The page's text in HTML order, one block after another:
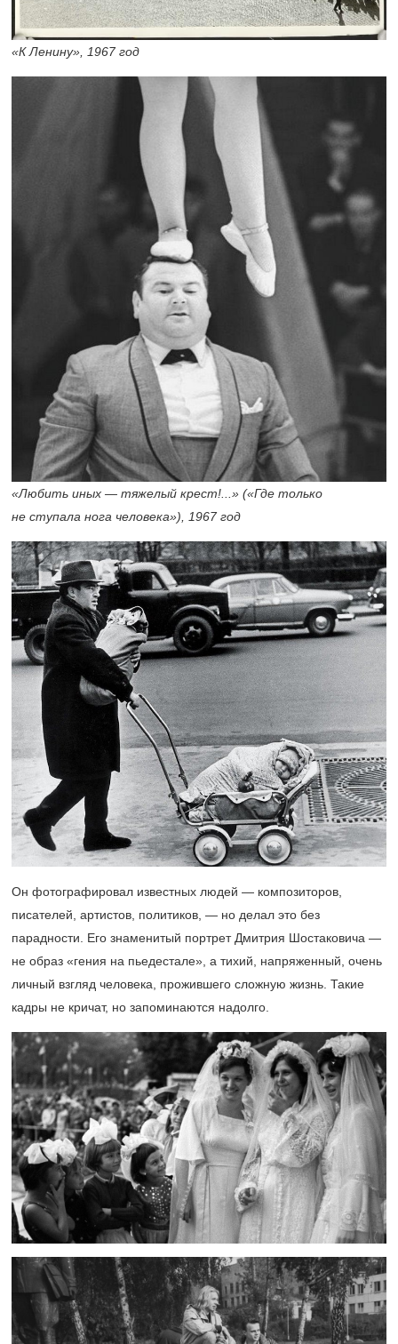
«К Ленину», 1967 год
«Любить иных — тяжелый крест!...» («Где только
не ступала нога человека»), 1967 год
Он фотографировал известных людей — композиторов,
писателей, артистов, политиков, — но делал это без
парадности. Его знаменитый портрет Дмитрия Шостаковича —
не образ «гения на пьедестале», а тихий, напряженный, очень
личный взгляд человека, прожившего сложную жизнь. Такие
кадры не кричат, но запоминаются надолго.